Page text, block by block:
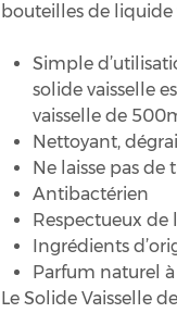
bouteilles de liquide
Simple
solide vaisselle
vaisselle de
Nettoyant,
Ne laisse pas de
Antibactérien
Respectueux de
Ingrédients
Parfum naturel
Le Solide Vaisselle